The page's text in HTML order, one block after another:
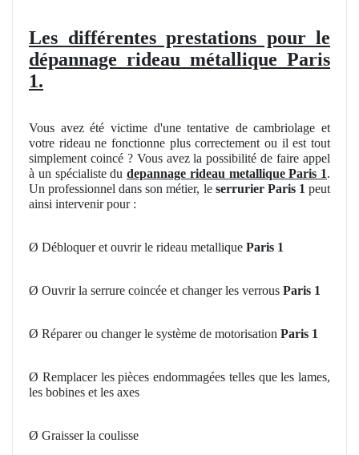
Les différentes prestations pour le
dépannage rideau métallique Paris
1.
Vous avez été victime d'une tentative de cambriolage et
votre rideau ne fonctionne plus correctement ou il est tout
simplement coincé ? Vous avez la possibilité de faire appel
à un spécialiste du depannage rideau metallique Paris 1.
Un professionnel dans son métier, le serrurier Paris 1peut
ainsi intervenir pour :
Ø Débloquer et ouvrir le rideau metallique Paris 1
Ø Ouvrir la serrure coincée et changer les verrous Paris 1
Ø Réparer ou changer le système de motorisation Paris 1
Ø Remplacer les pièces endommagées telles que les lames,
les bobines et les axes
Ø Graisser la coulisse